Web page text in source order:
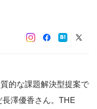
的な課題解決型提案で
澤優香さん。THE